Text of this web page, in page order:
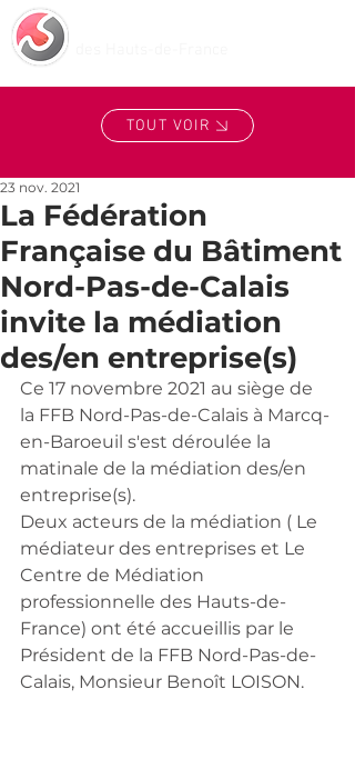
TOUT VOIR
La Fédération
Française du Bâtiment
Nord-Pas-de-Calais
invite la médiation
des/en entreprise(s)
23 nov. 2021
Ce 17 novembre 2021 au siège de
la FFB Nord-Pas-de-Calais à Marcq-
en-Baroeuil s'est déroulée la
matinale de la médiation des/en
entreprise(s).
Deux acteurs de la médiation ( Le
médiateur des entreprises et Le
Centre de Médiation
professionnelle des Hauts-de-
France) ont été accueillis par le
Président de la FFB Nord-Pas-de-
Calais, Monsieur Benoît LOISON.